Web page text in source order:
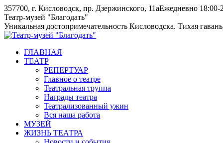
Skip
to
content
357700, г. Кисловодск, пр. Дзержинского, 11аЕжедневно 18:00-
Instagram
page
opens
new
window
Telegram
page
opens
new
window
Театр-музей "Благодать"
Уникальная достопримечательность Кисловодска. Тихая
ГЛАВНАЯ
ТЕАТР
РЕПЕРТУАР
Главное о театре
Театральная труппа
Награды театра
Театрализованный ужин
Вся наша работа
МУЗЕЙ
ЖИЗНЬ ТЕАТРА